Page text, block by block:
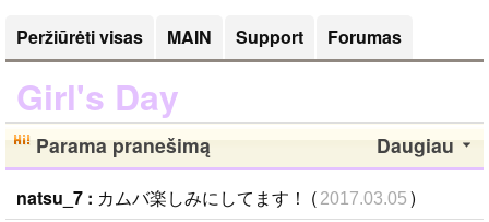
Peržiūrėti visas MAIN Support Forumas
Girl's Day
Daugiau
Parama pranešimą
natsu_7 : カムバ楽しみにしてます！ ( 2017.03.05 )